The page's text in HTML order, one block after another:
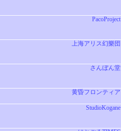
PacoProject
上海アリス幻樂団
さんぼん堂
黄昏フロンティア
StudioKogane